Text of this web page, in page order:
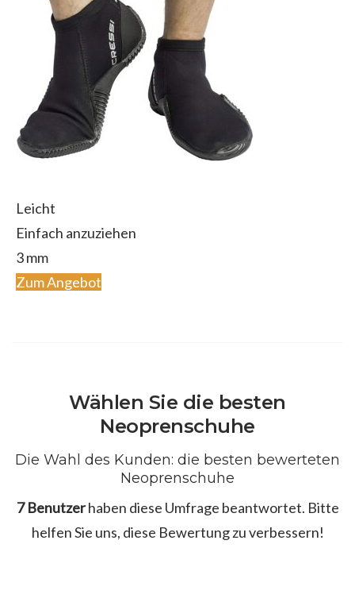
Leicht
Einfach anzuziehen
3 mm
Zum Angebot
Wählen Sie die besten
Neoprenschuhe
Die Wahl des Kunden: die besten bewerteten
Neoprenschuhe
7 Benutzerhaben diese Umfrage beantwortet. Bitte
helfen Sie uns, diese Bewertung zu verbessern!